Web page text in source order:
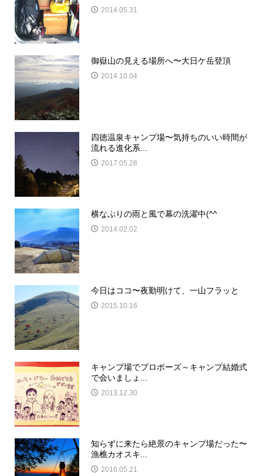
2014.05.31
御嶽山の見える場所へ〜大日ケ岳登頂
2014.10.04
四徳温泉キャンプ場〜気持ちのいい時間が
流れる進化系...
2017.05.28
横なぶりの雨と風で幕の洗濯中(^^ゞ
2014.02.02
今日はココ〜夜勤明けて、一山フラッと
2015.10.16
キャンプ場でプロポーズ～キャンプ結婚式
で会いましょ...
2013.12.30
知らずに来たら絶景のキャンプ場だった〜
漁樵カオスキ...
2016.05.21